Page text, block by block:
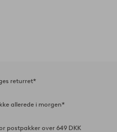
returret*
allerede i morgen*
postpakker over 649 DKK